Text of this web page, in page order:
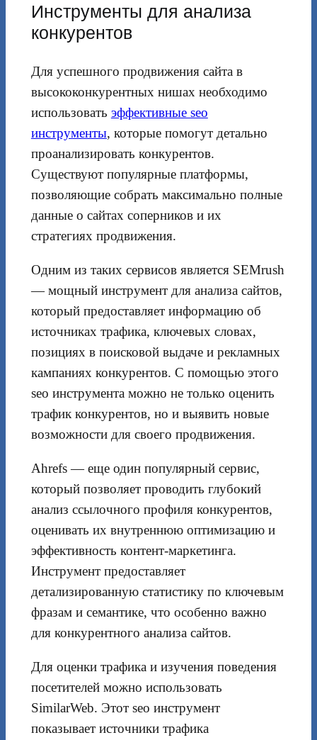
Инструменты для анализа
конкурентов
Для успешного продвижения сайта в
высококонкурентных нишах необходимо
использовать эффективные seo
инструменты, которые помогут детально
проанализировать конкурентов.
Существуют популярные платформы,
позволяющие собрать максимально полные
данные о сайтах соперников и их
стратегиях продвижения.
Одним из таких сервисов является SEMrush
— мощный инструмент для анализа сайтов,
который предоставляет информацию об
источниках трафика, ключевых словах,
позициях в поисковой выдаче и рекламных
кампаниях конкурентов. С помощью этого
seo инструмента можно не только оценить
трафик конкурентов, но и выявить новые
возможности для своего продвижения.
Ahrefs — еще один популярный сервис,
который позволяет проводить глубокий
анализ ссылочного профиля конкурентов,
оценивать их внутреннюю оптимизацию и
эффективность контент-маркетинга.
Инструмент предоставляет
детализированную статистику по ключевым
фразам и семантике, что особенно важно
для конкурентного анализа сайтов.
Для оценки трафика и изучения поведения
посетителей можно использовать
SimilarWeb. Этот seo инструмент
показывает источники трафика